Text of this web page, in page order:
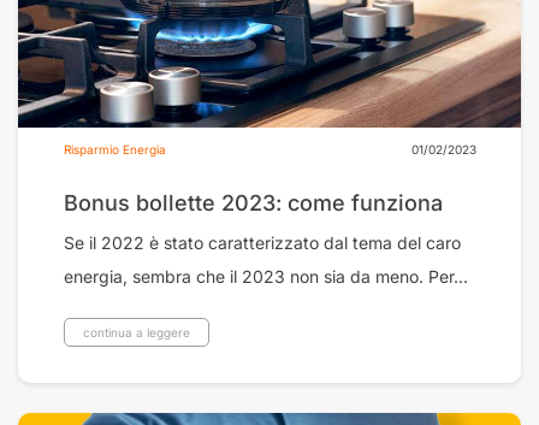
Risparmio Energia 01/02/2023
Bonus bollette 2023: come funziona
Se il 2022 è stato caratterizzato dal tema del caro
energia, sembra che il 2023 non sia da meno. Per...
continua a leggere